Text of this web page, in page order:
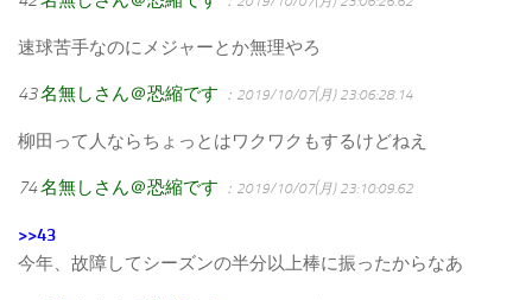
速球苦手なのにメジャーとか無理やろ
43名無しさん＠恐縮です ：2019/10/07(月) 23:06:28.14
柳田って人ならちょっとはワクワクもするけどねえ
74名無しさん＠恐縮です ：2019/10/07(月) 23:10:09.62
>>43
今年、故障してシーズンの半分以上棒に振ったからなあ